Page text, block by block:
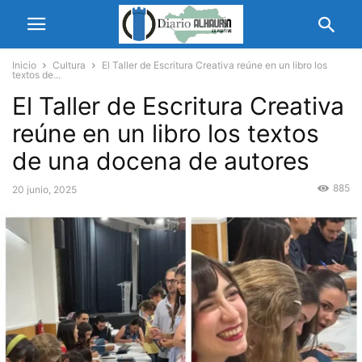
Inicio Cultura
El Taller de Escritura Creativa reúne en un libro los
textos de...
El Taller de Escritura Creativa
reúne en un libro los textos
de una docena de autores
20 junio, 2025 885